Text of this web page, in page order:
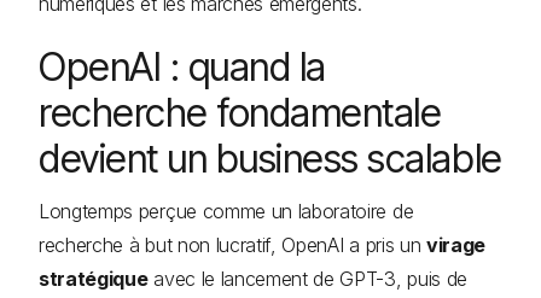
OpenAI : quand la
recherche fondamentale
devient un business scalable
Longtemps perçue comme un laboratoire de
recherche à but non lucratif, OpenAI a pris un virage
stratégiqueavec le lancement de GPT-3, puis de